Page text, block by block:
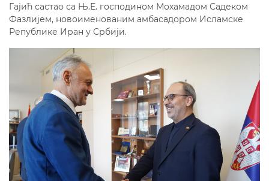
Гајић састао са Њ.Е. господином Мохамадом Садеком
Фазлијем, новоименованим амбасадором Исламске
Републике Иран у Србији.